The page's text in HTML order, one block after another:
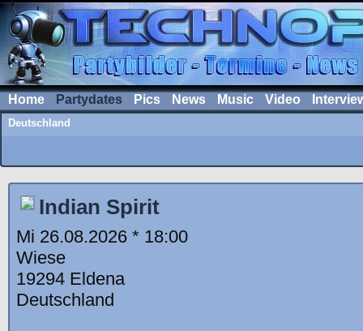
Home Partydates Pics News Music Video
Deutschland
Indian Spirit
Mi 26.08.2026 * 18:00
Wiese
19294 Eldena
Deutschland